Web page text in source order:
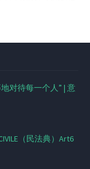
对待每一个人” | 意
（民法典）Art6